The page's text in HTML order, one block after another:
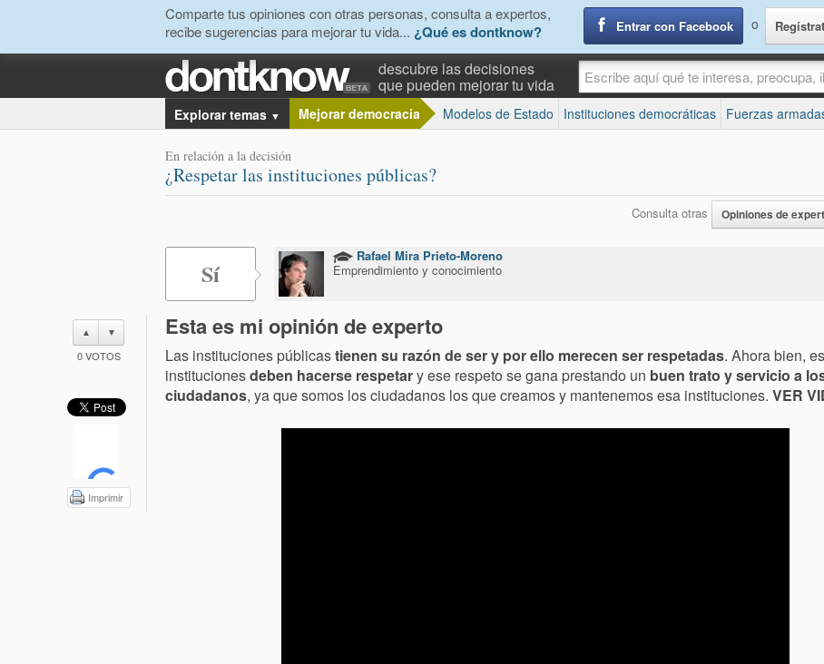
Comparte tus opiniones con otras personas, consulta a expertos,
recibe sugerencias para mejorar tu vida... ¿Qué es dontknow? Entrar con Facebook o
descubre las decisiones
que pueden mejorar tu vida
Explorar temas ▼ Mejorar democracia Modelos de Estado Instituciones democráticas Fuerzas
En relación a la decisión
¿Respetar las instituciones públicas?
Consulta otras Opiniones de
Sí
Rafael Mira Prieto-Moreno
Emprendimiento y conocimiento
▲ ▼
0VOTOS
Imprimir
Esta es mi opinión de experto
Las instituciones públicastienen su razón de ser y por ello merecen ser respetadas. Ahora bien,
institucionesdeben hacerse respetary ese respeto se gana prestando un buen trato y servicio a
ciudadanos, ya que somos los ciudadanos los que creamos y mantenemos esa instituciones. VER